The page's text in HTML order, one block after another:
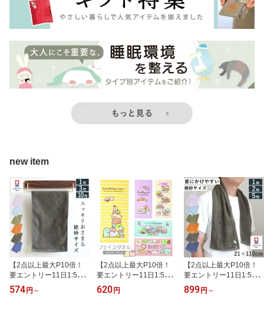
new item
【2点以上最大P10倍！
要エントリー11日1:59
迄】今治タオル ショート
フェイスタオル スリムフ
574 円 ～
【2点以上最大P10倍！
要エントリー11日1:59
迄】すみっコぐらし フェ
イスタオル キャラクター
620 円
【2点以上最大P10倍！
要エントリー11日1:59
迄】今治タオル スポーツ
タオル マフラータオル 1
899 円 ～